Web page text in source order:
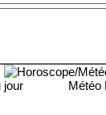
Météo